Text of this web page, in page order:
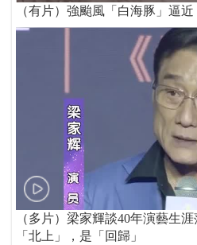
（有片）強颱風「白海豚」逼
（多片）梁家輝談40年演藝生
「北上」，是「回歸」